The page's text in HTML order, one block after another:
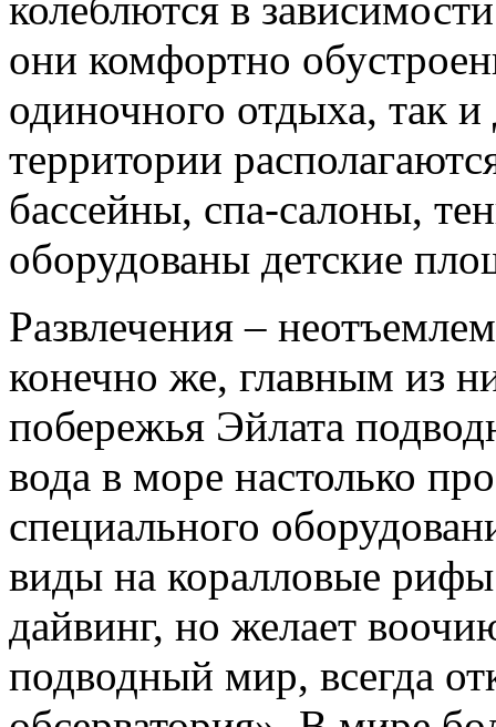
они комфортно
одиночного отдыха, так
территории
бассейны, спа-салоны,
оборудованы детские
Развлечения –
конечно же, главным из
побережья Эйлата
вода в море настолько
специального
виды на коралловые
дайвинг, но желает
подводный мир, всегда